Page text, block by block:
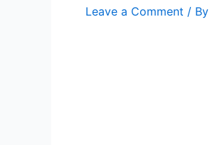
Leave a Comment / By